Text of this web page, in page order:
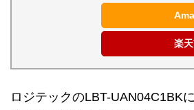
楽
ロジテックのLBT-UAN04C1BK